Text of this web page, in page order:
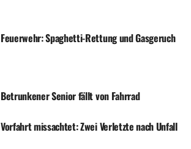
Feuerwehr: Spaghetti-Rettung und Gasgeruch
Betrunkener Senior fällt von Fahrrad
Vorfahrt missachtet: Zwei Verletzte nach Unfall